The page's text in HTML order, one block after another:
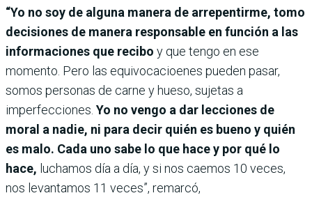
“Yo no soy de alguna manera de arrepentirme, tomo
decisiones de manera responsable en función a las
informaciones que recibo y que tengo en ese
momento. Pero las equivocacioenes pueden pasar,
somos personas de carne y hueso, sujetas a
imperfecciones. Yo no vengo a dar lecciones de
moral a nadie, ni para decir quién es bueno y quién
es malo. Cada uno sabe lo que hace y por qué lo
hace, luchamos día a día, y si nos caemos 10 veces,
nos levantamos 11 veces”, remarcó,